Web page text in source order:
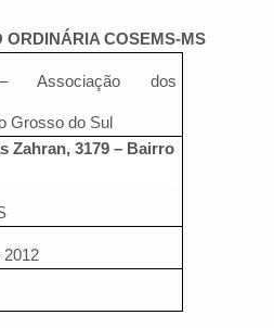
ORDINÁRIA COSEMS-MS
– Associação dos
Grosso do Sul
Zahran, 3179 – Bairro
2012